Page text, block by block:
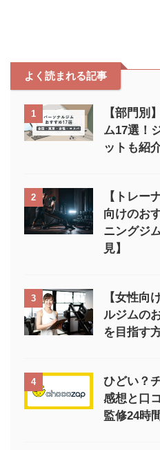
よく読まれる記事
1
【部門別
ム17選！
ットも紹
2
【トレー
向けのお
ニングジ
見】
3
【女性向
ルジムの
を目指す
4
ひどい？
感想と口
監修24時